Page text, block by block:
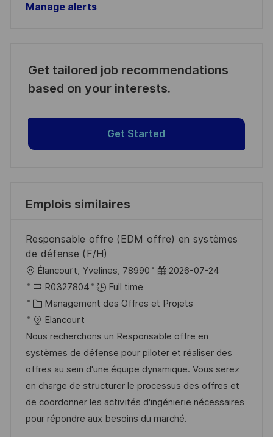
Manage alerts
Get tailored job recommendations
based on your interests.
Get Started
Emplois similaires
Responsable offre (EDM offre) en systèmes
de défense (F/H)
o
c
a
l
i
s
a
t
i
Élancourt, Yvelines, 78990
D
t
d
’
a
f
f
i
2026-07-24
R
é
f
é
r
e
n
c
e
R0327804
Full time
C
a
t
é
g
o
r
i
Management des Offres et Projets
Elancourt
Nous recherchons un Responsable offre en
systèmes de défense pour piloter et réaliser des
offres au sein d'une équipe dynamique. Vous serez
en charge de structurer le processus des offres et
de coordonner les activités d'ingénierie nécessaires
pour répondre aux besoins du marché.